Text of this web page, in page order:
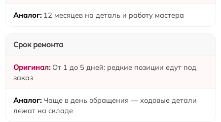
12 месяцев на деталь и работу мастера
Срок ремонта
От 1 до 5 дней: редкие позиции едут под
заказ
Чаще в день обращения — ходовые детали
лежат на складе